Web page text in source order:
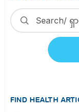
FIND HEALTH